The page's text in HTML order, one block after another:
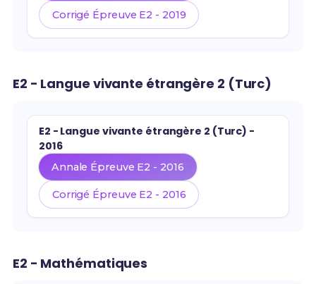
Corrigé Épreuve E2 - 2019
E2 - Langue vivante étrangère 2 (Turc)
E2 - Langue vivante étrangère 2 (Turc) -
2016
Annale Épreuve E2 - 2016
Corrigé Épreuve E2 - 2016
E2 - Mathématiques